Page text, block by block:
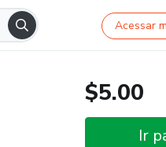
Acessar
$5.00
Ir